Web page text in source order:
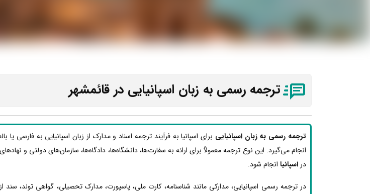
ترجمه رسمی به زبان اسپانیایی در قائمشهر
ترجمه رسمی به زبان اسپانیایی برای اسپانیا به فرآیند ترجمه اسناد و مدارک از زبان اسپانیایی به
انجام می‌گیرد. این نوع ترجمه معمولاً برای ارائه به سفارت‌ها، دانشگاه‌ها، دادگاه‌ها، سازمان‌های دولتی و
در اسپانیا انجام شود.
در ترجمه رسمی اسپانیایی، مدارکی مانند شناسنامه، کارت ملی، پاسپورت، مدارک تحصیلی، گواهی تولد،